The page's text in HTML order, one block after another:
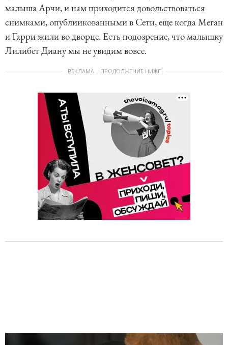
малыша Арчи, и нам приходится довольствоваться
снимками, опублиикованными в Сети, еще когда Меган
и Гарри жили во дворце. Есть подозрение, что малышку
Лилибет Диану мы не увидим вовсе.
РЕКЛАМА – ПРОДОЛЖЕНИЕ НИЖЕ